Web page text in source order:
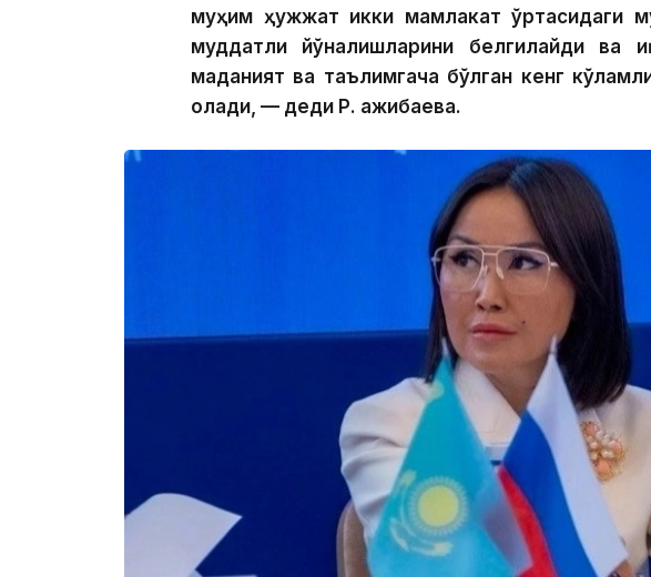
муҳим ҳужжат икки мамлакат ўртасидаги
муддатли йўналишларини белгилайди ва
маданият ва таълимгача бўлган кенг
олади, — деди Р. Қажибаева.